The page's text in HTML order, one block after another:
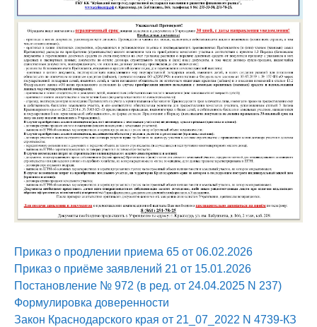
Приказ о продлении приема 65 от 06.02.2026
Приказ о приёме заявлений 21 от 15.01.2026
Постановление № 972 (в ред. от 24.04.2025 N 237)
Формулировка доверенности
Закон Краснодарского края от 21_07_2022 N 4739-КЗ